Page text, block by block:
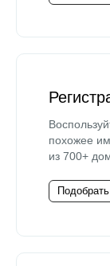
похожее
из 700+